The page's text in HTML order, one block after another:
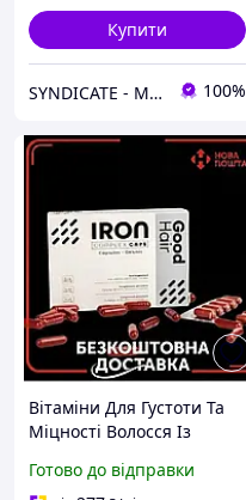
Купити
SYNDICATE - Магазин спортивного харчування 100%
Вітаміни Для Густоти Та
Міцності Волосся Із
Good Hair (30 Капс) ||
Готово до відправки